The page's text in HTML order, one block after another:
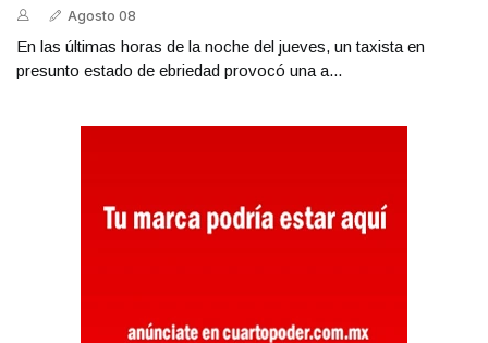
Agosto 08
En las últimas horas de la noche del jueves, un taxista en
presunto estado de ebriedad provocó una a...